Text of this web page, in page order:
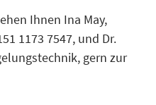
Ihnen Ina May,
1173 7547, und Dr.
gern zur